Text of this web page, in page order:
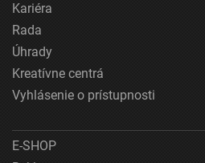
Kariéra
Rada
Úhrady
Kreatívne centrá
Vyhlásenie o prístupnosti
E-SHOP